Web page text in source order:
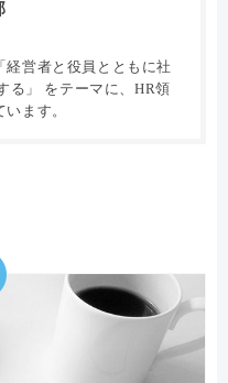
経営者と役員とともに社
る」 をテーマに、HR領
ます。